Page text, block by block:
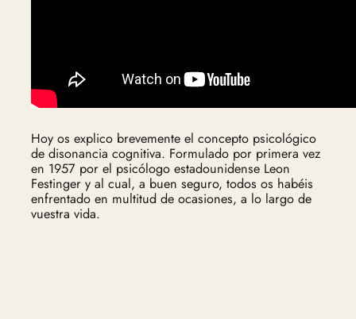
Hoy os explico brevemente el concepto psicológico
de disonancia cognitiva. Formulado por primera vez
en 1957 por el psicólogo estadounidense Leon
Festinger y al cual, a buen seguro, todos os habéis
enfrentado en multitud de ocasiones, a lo largo de
vuestra vida.